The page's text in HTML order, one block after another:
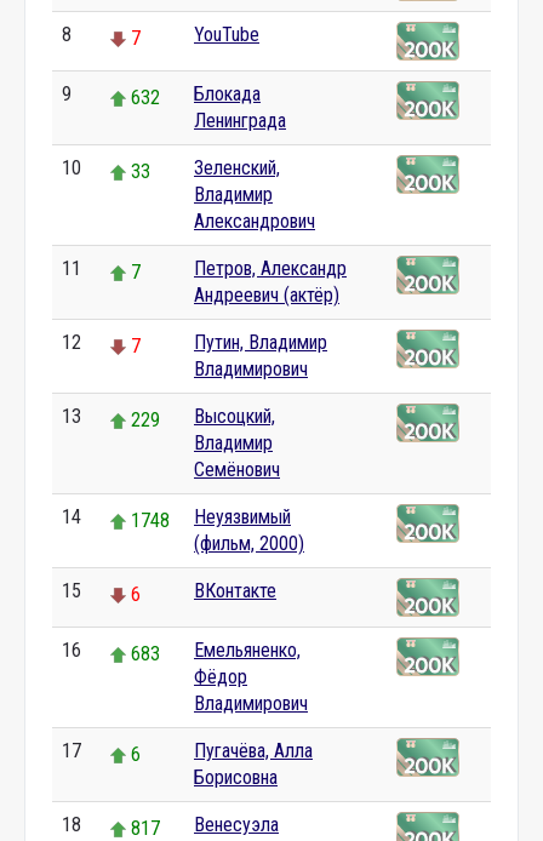
8 7 YouTube
9 632
Блокада
Ленинграда
10 33
Зеленский,
Владимир
Александрович
11 7
Петров, Александр
Андреевич (актёр)
12 7
Путин, Владимир
Владимирович
13 229
Высоцкий,
Владимир
Семёнович
14 1748
Неуязвимый
(фильм, 2000)
15 6 ВКонтакте
16 683
Емельяненко,
Фёдор
Владимирович
17 6
Пугачёва, Алла
Борисовна
18 817 Венесуэла